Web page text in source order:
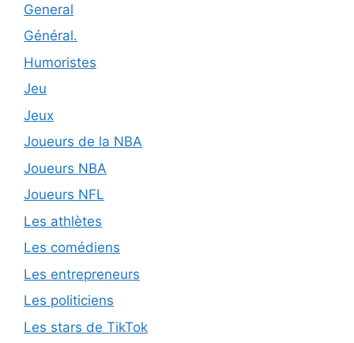
General
Général.
Humoristes
Jeu
Jeux
Joueurs de la NBA
Joueurs NBA
Joueurs NFL
Les athlètes
Les comédiens
Les entrepreneurs
Les politiciens
Les stars de TikTok